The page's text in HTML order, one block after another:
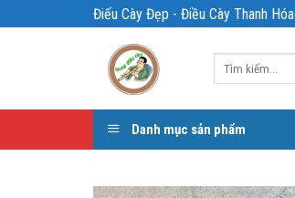
qua
Điếu Cày Đẹp - Điều Cày Thanh Hóa
Danh mục sản phẩm